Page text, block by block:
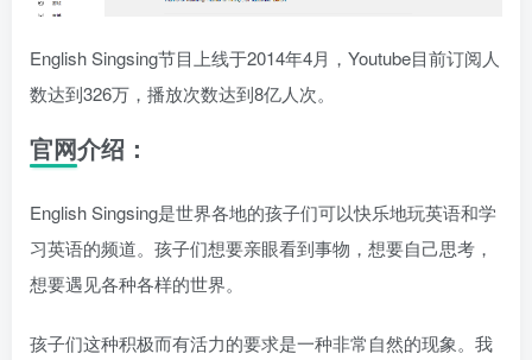
English Singsing节目上线于2014年4月，Youtube目前订阅人
数达到326万，播放次数达到8亿人次。
官网介绍：
English Singsing是世界各地的孩子们可以快乐地玩英语和学
习英语的频道。孩子们想要亲眼看到事物，想要自己思考，
想要遇见各种各样的世界。
孩子们这种积极而有活力的要求是一种非常自然的现象。我